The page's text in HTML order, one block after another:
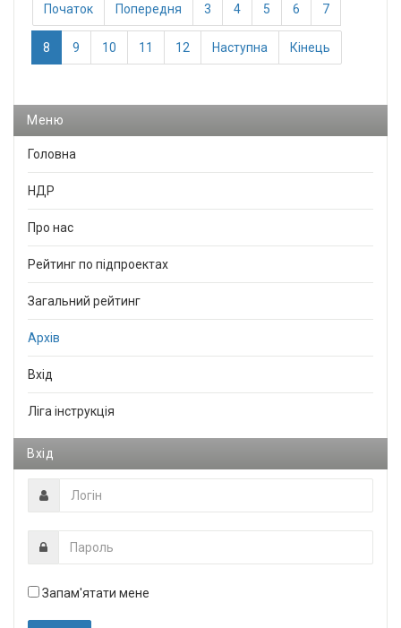
Початок Попередня 3 4 5 6 7
8 9 10 11 12 Наступна Кінець
Меню
Головна
НДР
Про нас
Рейтинг по підпроектах
Загальний рейтинг
Архів
Вхід
Ліга інструкція
Вхід
Запам'ятати мене